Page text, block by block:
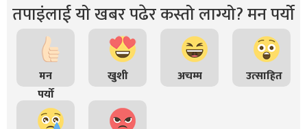
तपाइंलाई यो खबर पढेर कस्तो लाग्यो? मन पर्यो
मन
पर्यो
खुशी अचम्म उत्साहित